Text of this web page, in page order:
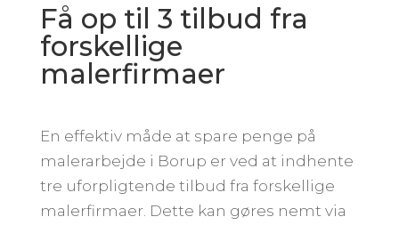
Få op til 3 tilbud fra
forskellige
malerfirmaer
En effektiv måde at spare penge på
malerarbejde i Borup er ved at indhente
tre uforpligtende tilbud fra forskellige
malerfirmaer. Dette kan gøres nemt via